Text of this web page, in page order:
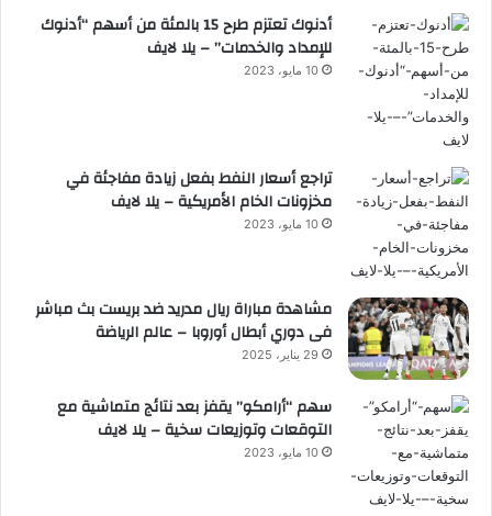
أدنوك تعتزم طرح 15 بالمئة من أسهم “أدنوك
للإمداد والخدمات” – يلا لايف
10 مايو، 2023
تراجع أسعار النفط بفعل زيادة مفاجئة في
مخزونات الخام الأمريكية – يلا لايف
10 مايو، 2023
مشاهدة مباراة ريال مدريد ضد بريست بث مباشر
فى دوري أبطال أوروبا – عالم الرياضة
29 يناير، 2025
سهم “أرامكو” يقفز بعد نتائج متماشية مع
التوقعات وتوزيعات سخية – يلا لايف
10 مايو، 2023